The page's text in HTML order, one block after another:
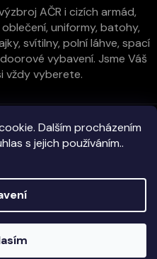
Dalším procházením
s jejich používáním..
prodejně i e-shopu!
AČR i cizích armád,
uniformy, batohy,
svítilny, polní láhve, spací
vybavení. Jsme Váš
vždy vyberete.
. Všechna práva vyhrazena.